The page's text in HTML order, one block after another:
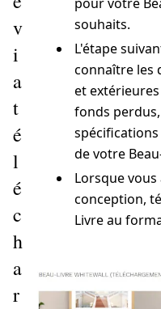
v
i
a
t
é
l
é
c
h
a
r
souhaits.
L'étape
connaître les
et
fonds
de votre
Lorsque
conception,
Livre au